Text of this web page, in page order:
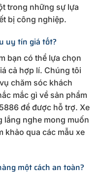
trong những sự lựa
bị công nghiệp.
uy tín giá tốt?
bạn có thể lựa chọn
cả hợp lí. Chúng tôi
chăm sóc khách
mắc gì về sản phẩm
để được hỗ trợ. Xe
lắng nghe mong muốn
khảo qua các mẫu xe
một cách an toàn?